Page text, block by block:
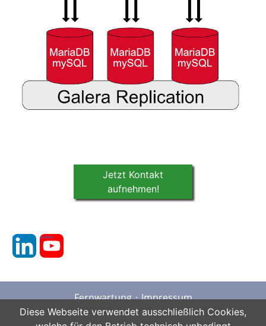
Jetzt Kontakt
aufnehmen!
linkedin youtube
Fernwartung
Impressum
Datenschutz
AGB Sitemap
Diese Webseite verwendet ausschließlich Cookies,